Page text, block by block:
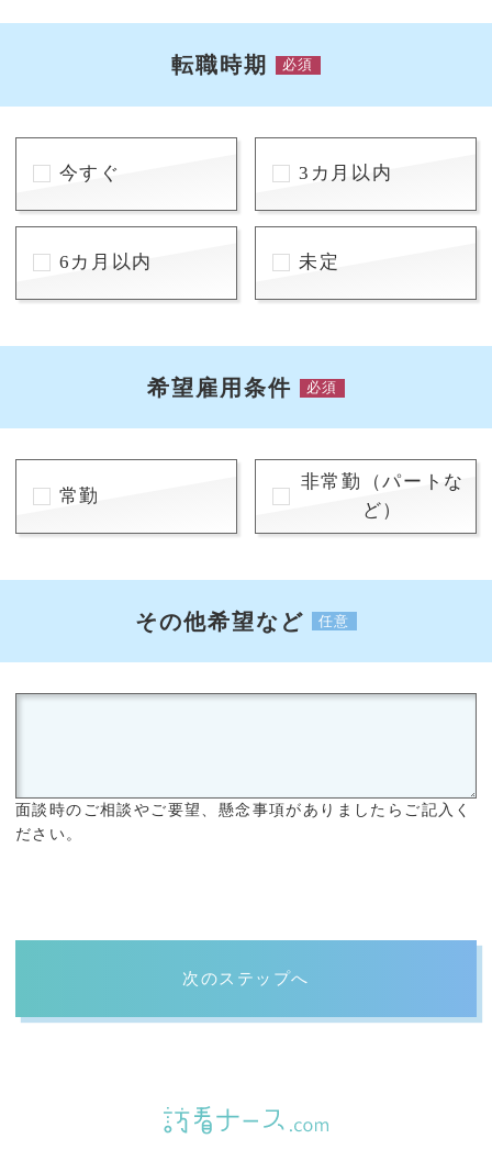
転職時期 必須
今すぐ 3カ月以内
6カ月以内 未定
希望雇用条件 必須
常勤
非常勤（パートな
ど）
その他希望など 任意
面談時のご相談やご要望、懸念事項がありましたらご記入く
ださい。
次のステップへ